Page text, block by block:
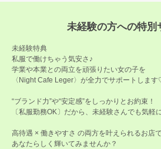
未経験の方への特別
未経験特典
私服で働けちゃう気安さ♪
学業や本業との両立を頑張りたい女の子を
〈Night Cafe Leger〉が全力でサポートしま
“ブランド力”や“安定感”をしっかりとお約束！
〔私服勤務OK〕だから、未経験さんでも気軽
高待遇 × 働きやすさ の両方を叶えられるお店で
あなたらしく輝いてみませんか？